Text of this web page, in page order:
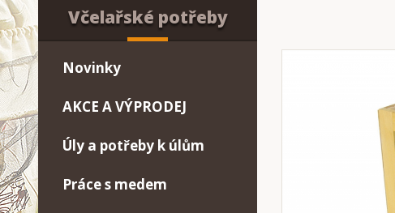
Včelařské potřeby
Novinky
AKCE A VÝPRODEJ
Úly a potřeby k úlům
Práce s medem